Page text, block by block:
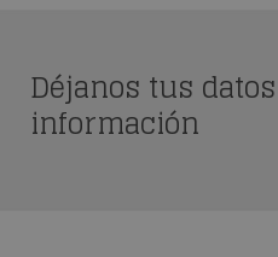
Déjanos tus
información